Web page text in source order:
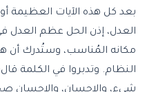
بعد كل هذه الآيات العظيمة
العدل، إذن الحل عظم
مكانه المُناسب، وستُدرك أن
النظام. وتدبروا في الكلمة